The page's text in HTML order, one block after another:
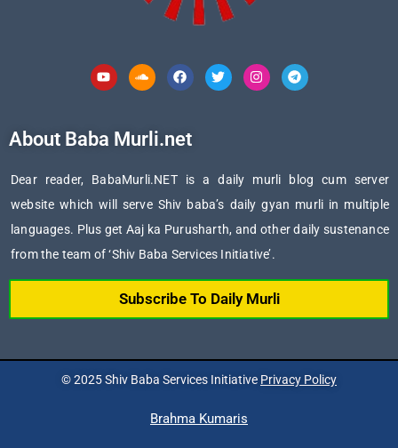
YoutubeSoundcloud
FacebookTwitterInstagramTelegram
About Baba Murli.net
Dear reader, BabaMurli.NET is a daily murli blog cum server
website which will serve Shiv baba’s daily gyan murli in multiple
languages. Plus get Aaj ka Purusharth, and other daily sustenance
from the team of ‘Shiv Baba Services Initiative’.
Subscribe To Daily Murli
© 2025 Shiv Baba Services Initiative Privacy Policy
Brahma Kumaris